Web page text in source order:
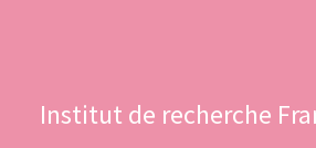
Institut de recherche